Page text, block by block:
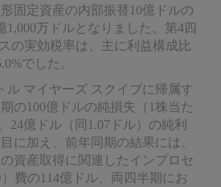
固定資産の内部振替10億ドルの
1,000万ドルとなりました。第4四
の実効税率は、主に利益構成比
でした。
ル マイヤーズ スクイブに帰属す
の100億ドルの純損失（1株当た
24億ドル（同1.07ドル）の純利
に加え、前年同期の結果には、
資産取得に関連したインプロセ
費の114億ドル、両四半期にお